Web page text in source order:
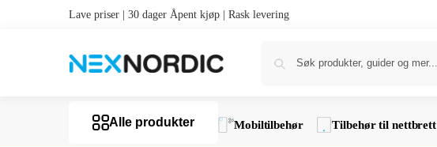
Lave priser | 30 dager Åpent kjøp | Rask levering
Alle produkter Mobiltilbehør Tilbehør til nettbrett